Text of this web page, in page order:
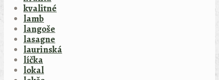
kvalitné
lamb
langoše
lasagne
laurinská
líčka
lokal